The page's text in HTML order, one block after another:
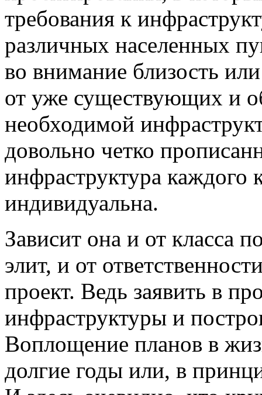
требования к
различных населенных
во внимание близость
от уже существующих и
необходимой
довольно четко
инфраструктура каждого
индивидуальна.
Зависит она и от класса
элит, и от
проект. Ведь заявить в
инфраструктуры и
Воплощение планов в
долгие годы или, в